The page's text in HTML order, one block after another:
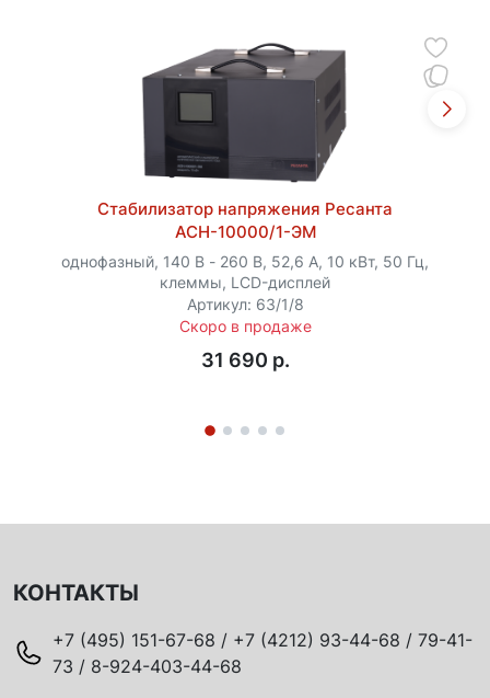
Стабилизатор напряжения Ресанта
АСН-10000/1-ЭМ
однофазный, 140 В - 260 В, 52,6 А, 10 кВт, 50 Гц,
клеммы, LCD-дисплей
Артикул: 63/1/8
Скоро в продаже
31 690 p.
КОНТАКТЫ
+7 (495) 151-67-68 / +7 (4212) 93-44-68 / 79-41-
73 / 8-924-403-44-68